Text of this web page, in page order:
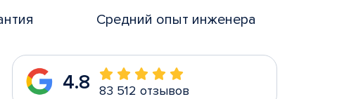
Средний опыт инженера
4.8 83 512 отзывов